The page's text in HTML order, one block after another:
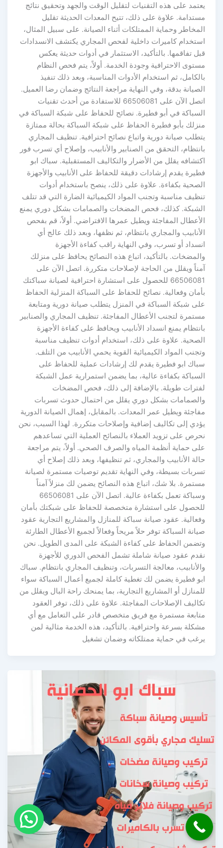
يعتمد على هذه التقنيات لتقليل الوقت والجهد وتحقيق نتائج
مستدامة. علاوة على ذلك، تتيح المعدات الحديثة تقليل
المخاطر وحماية الممتلكات أثناء الصيانة. على سبيل المثال،
استخدام كاميرات داخلية لفحص المجاري يكتشف الانسدادات
قبل تفاقمها. بالتأكيد، الاستثمار في أدوات حديثة يعكس
مستوى الاحترافية وجودة الخدمة. أولاً، يتم فحص النظام
بالكامل، ثم استخدام الأدوات المناسبة، وبعد ذلك تنفيذ
الصيانة بدقة، وفي النهاية مراجعة النتائج وضمان رضا العميل.
اتصل الآن على 66506081 للاستفادة من أحدث تقنيات
السباكة في أبو فطيرة. نصائح للحفاظ على شبكة السباكة في
منزلك بأبو فطيرة الحفاظ على شبكة السباكة بحالة ممتازة
يتطلب صيانة دورية واتباع نصائح احترافية. تنظيف المجاري
بانتظام، التحقق من الصنابير والأنابيب، وإصلاح أي تسرب فور
اكتشافه يقلل من الأضرار والتكاليف المستقبلية. سباك ابو
فطيرة يقدم إرشادات دقيقة للحفاظ على الأنابيب والأجهزة
الصحية بكفاءة. علاوة على ذلك، ينصح باستخدام أدوات
تنظيف مناسبة وتجنب المواد الكيميائية الضارة التي قد تتلف
الشبكة. كذلك، فحص المضخات والصمامات بشكل دوري يمنع
الأعطال المفاجئة ويطيل عمرها الافتراضي. أولاً، قم بفحص
الأنابيب والمجاري بانتظام، ثم نظفها، وبعد ذلك عالج أي
انسداد أو تسرب، وفي النهاية راقب كفاءة الأجهزة
والمضخات. بالتأكيد، اتباع هذه النصائح يحافظ على منزلك
آمناً ويقلل من الحاجة لإصلاحات متكررة. اتصل الآن على
66506081 للحصول على استشارة احترافية لصيانة سباكتك
بأمان وفعالية. نصائح للحفاظ على السباكة المنزلية الحفاظ
على شبكة السباكة في المنزل يتطلب صيانة دورية ومتابعة
مستمرة لتجنب الأعطال المفاجئة. تنظيف المجاري والصنابير
بانتظام يمنع انسداد الأنابيب ويحافظ على كفاءة الأجهزة
الصحية. علاوة على ذلك، استخدام أدوات تنظيف مناسبة
وتجنب المواد الكيميائية القوية يحمي الأنابيب من التلف.
سباك ابو فطيرة يقدم لك إرشادات عملية للحفاظ على
السباكة بكفاءة عالية، بما يضمن استمرارية عمل الشبكة
لفترات طويلة. بالإضافة إلى ذلك، فحص المضخات
والصمامات بشكل دوري يقلل من احتمال حدوث تسربات
مفاجئة ويطيل عمر المعدات. بالمقابل، إهمال الصيانة الدورية
يؤدي إلى تكاليف إضافية وإصلاحات متكررة. لهذا السبب، نحن
نحرص على تزويد العملاء بالنصائح العملية التي تساعدهم
على حماية أنظمة المياه والصرف الصحي. أولاً، يتم مراجعة
حالة الأنابيب والمجاري، ثم تنظيفها، وبعد ذلك إصلاح أي
تسربات بسيطة، وفي النهاية تقديم توصيات مستمرة لصيانة
مستمرة. بلا شك، اتباع هذه النصائح يضمن لك منزلاً آمناً
وسباكة تعمل بكفاءة عالية. اتصل الآن على 66506081
للحصول على استشارة متخصصة للحفاظ على شبكتك بأمان
وفعالية. عقود صيانة سباكة للمنازل والمشاريع التجارية عقود
صيانة السباكة توفر حلاً مريحاً وفعالاً لجميع الأعطال الطارئة
وتضمن الحفاظ على كفاءة الشبكة على المدى الطويل. نحن
نقدم عقود صيانة شاملة تشمل الفحص الدوري للأجهزة
والأنابيب، معالجة التسربات، وتنظيف المجاري بانتظام. سباك
ابو فطيرة يضمن لك تغطية كاملة لجميع أعمال السباكة سواء
للمنازل أو المشاريع التجارية، بما يمنحك راحة البال ويقلل من
تكاليف الإصلاحات المفاجئة. علاوة على ذلك، توفر العقود
متابعة مستمرة مع فريق متخصص قادر على التعامل مع أي
مشكلة بسرعة واحترافية. بالتأكيد، هذه الخدمة مثالية لمن
يرغب في حماية ممتلكاته وضمان تشغيل